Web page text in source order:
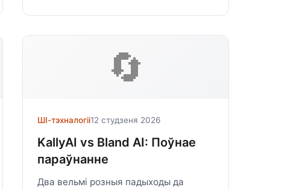
🔄
ШІ-тэхналогіі12 студзеня 2026
KallyAI vs Bland AI: Поўнае
параўнанне
Два вельмі розныя падыходы да